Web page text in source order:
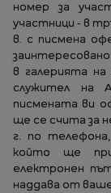
номер за
участници - в
в. с писмена
в галерията на
служител на
писмената ви
ще се счита за
г. по
който ще
електронен
наддава от